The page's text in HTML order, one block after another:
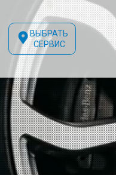
ВЫБРАТЬ
СЕРВИС